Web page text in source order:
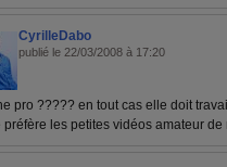
CyrilleDabo
publié le 22/03/2008 à 17:20
pro ????? en tout cas elle doit
préfère les petites vidéos amateur de